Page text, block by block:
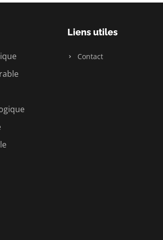
Liens utiles
Contact